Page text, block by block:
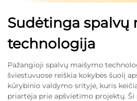
Sudėtinga spalvų
technologija
Pažangioji spalvų maišymo
šviestuvuose reiškia kokybės šuolį
kūrybinio valdymo srityje, kuris
priartėja prie apšvietimo projektų.